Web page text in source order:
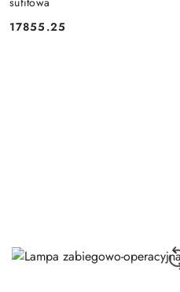
Cena:
17855.25